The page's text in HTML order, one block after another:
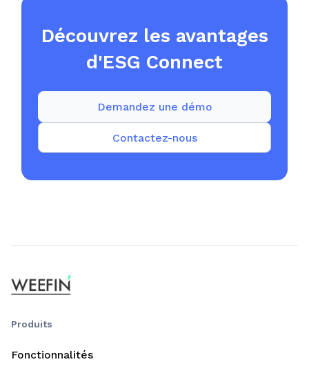
Découvrez les avantages
d'ESG Connect
Contactez-nous
Demandez une démo
Produits
Fonctionnalités